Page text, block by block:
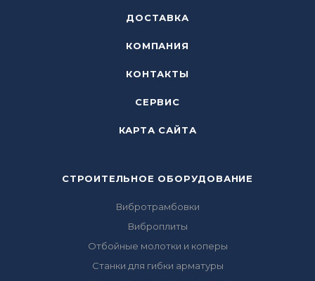
ДОСТАВКА
КОМПАНИЯ
КОНТАКТЫ
СЕРВИС
КАРТА САЙТА
СТРОИТЕЛЬНОЕ ОБОРУДОВАНИЕ
Вибротрамбовки
Виброплиты
Отбойные молотки и коперы
Станки для гибки арматуры